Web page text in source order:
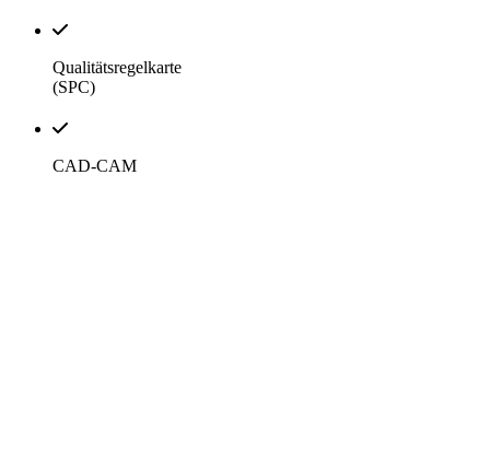
Qualitätsregelkarte
(SPC)
CAD-CAM